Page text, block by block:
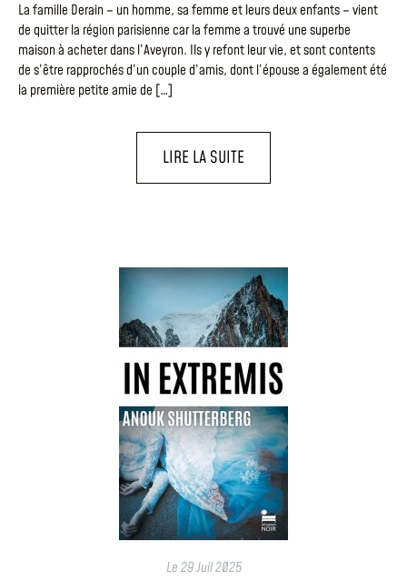
La famille Derain – un homme, sa femme et leurs deux enfants – vient
de quitter la région parisienne car la femme a trouvé une superbe
maison à acheter dans l’Aveyron. Ils y refont leur vie, et sont contents
de s’être rapprochés d’un couple d’amis, dont l’épouse a également été
la première petite amie de […]
LIRE LA SUITE
Le29 Juil 2025